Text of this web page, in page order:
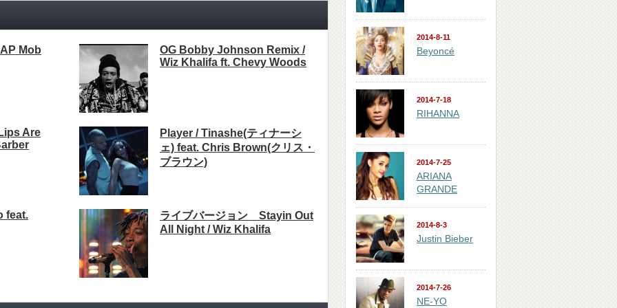
Mob
OG Bobby Johnson Remix /
Wiz Khalifa ft. Chevy Woods
Are
Player / Tinashe(ティナーシ
ェ) feat. Chris Brown(クリス・
ブラウン)
feat.
ライブバージョン Stayin Out
All Night / Wiz Khalifa
2014-8-11
Beyoncé
2014-7-18
RIHANNA
2014-7-25
ARIANA
GRANDE
2014-8-3
Justin Bieber
2014-7-26
NE-YO